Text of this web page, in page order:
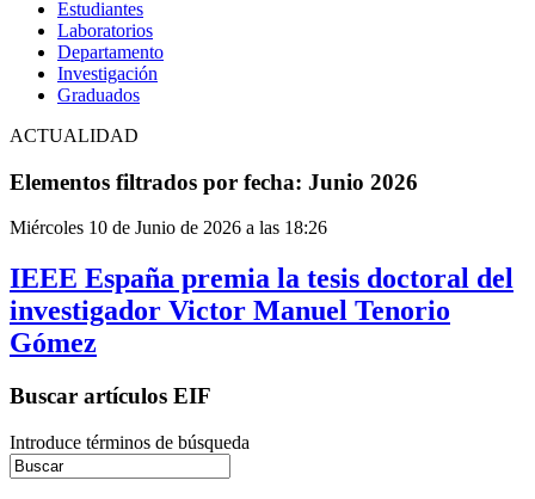
Estudiantes
Laboratorios
Departamento
Investigación
Graduados
ACTUALIDAD
Elementos filtrados por fecha: Junio 2026
Miércoles 10 de Junio de 2026 a las 18:26
IEEE España premia la tesis doctoral del
investigador Victor Manuel Tenorio
Gómez
Buscar artículos EIF
Introduce términos de búsqueda